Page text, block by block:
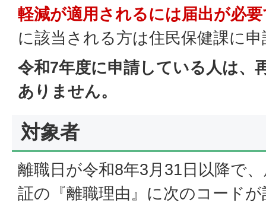
軽減が適用されるには届出が必
に該当される方は住民保健課に
令和7年度に申請している人は、
ありません。
対象者
離職日が令和8年3月31日以降で
証の『離職理由』に次のコード